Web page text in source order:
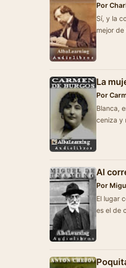
Por
Sí, y la
mejor
La
Por
Blanca,
ceniza y
Al
Por
El lugar
es el de